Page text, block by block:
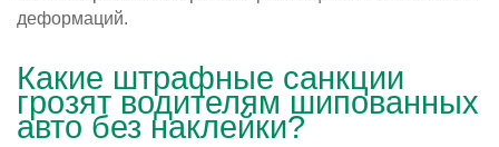
деформаций.
Какие штрафные санкции
грозят водителям шипованных
авто без наклейки?